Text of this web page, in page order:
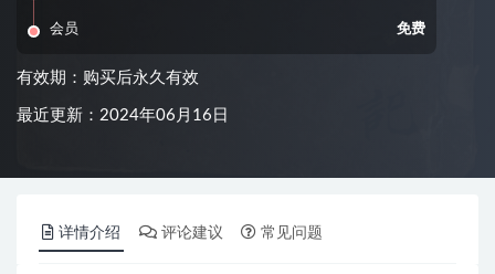
会员 免费
有效期：购买后永久有效
最近更新：2024年06月16日
详情介绍 评论建议 常见问题